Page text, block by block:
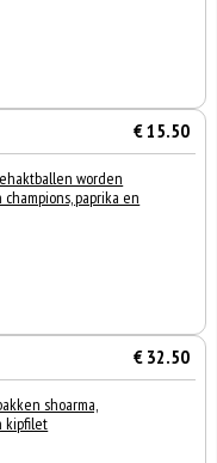
€ 15.50
worden
paprika en
€ 32.50
shoarma,
kipfilet